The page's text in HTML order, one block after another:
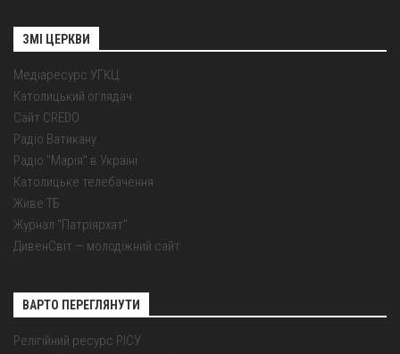
ЗМІ ЦЕРКВИ
Медіаресурс УГКЦ
Католицький оглядач
Сайт CREDO
Радіо Ватикану
Радіо "Марія" в Україні
Католицьке телебачення
Живе ТБ
Журнал "Патріярхат"
ДивенСвіт — молодіжний сайт
ВАРТО ПЕРЕГЛЯНУТИ
Релігійний ресурс РІСУ